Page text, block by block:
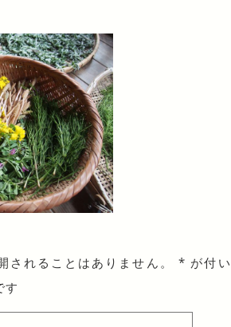
されることはありません。 * が付い
す